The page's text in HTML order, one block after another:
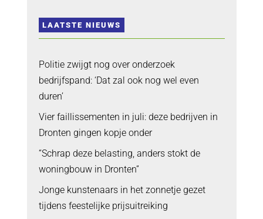
LAATSTE NIEUWS
Politie zwijgt nog over onderzoek
bedrijfspand: ‘Dat zal ook nog wel even
duren’
Vier faillissementen in juli: deze bedrijven in
Dronten gingen kopje onder
“Schrap deze belasting, anders stokt de
woningbouw in Dronten”
Jonge kunstenaars in het zonnetje gezet
tijdens feestelijke prijsuitreiking